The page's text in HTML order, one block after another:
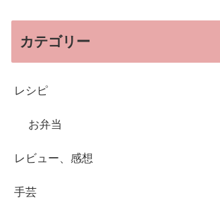
カテゴリー
レシピ
お弁当
レビュー、感想
手芸